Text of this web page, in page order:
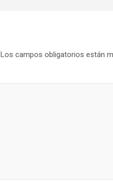
Los campos obligatorios están